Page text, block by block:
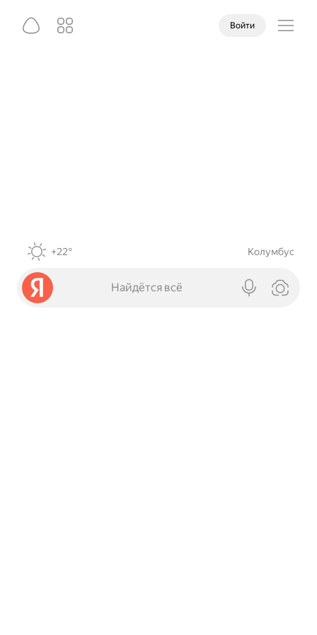
Войти
+22° Колумбус
Найдётся всё